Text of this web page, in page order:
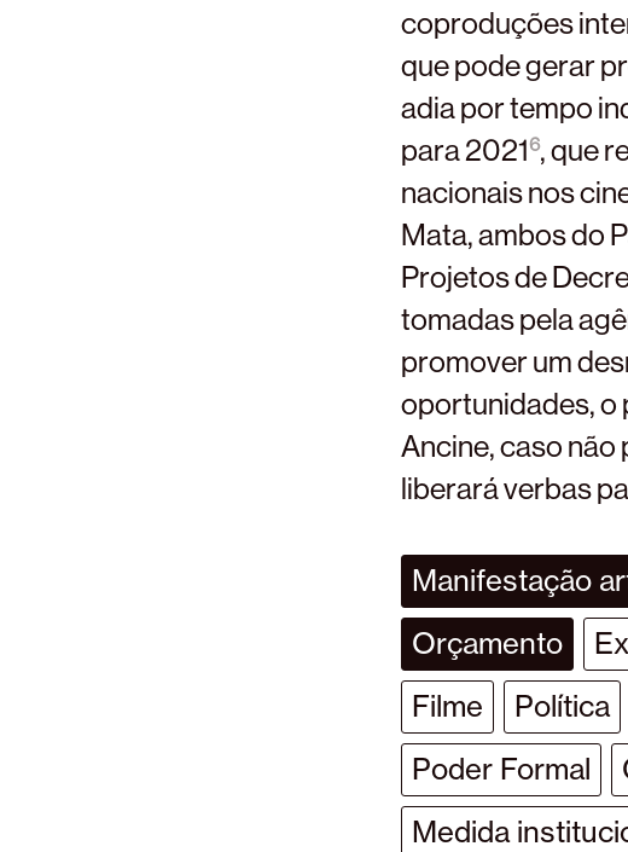
coproduções
que pode gerar
adia por tempo
para 20216, que
nacionais nos
Mata, ambos do
Projetos de
tomadas pela
promover um
oportunidades, o
Ancine, caso
liberará verbas
Manifestação
Orçamento
Filme
Política
Poder Formal
Medida